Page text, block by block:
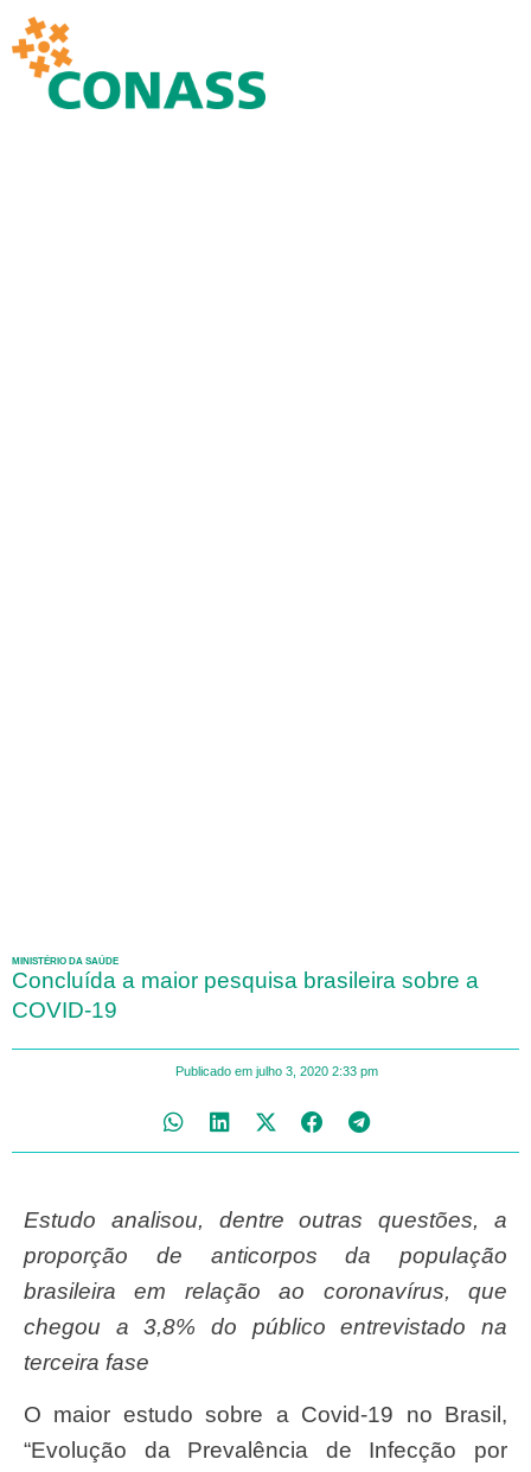
MINISTÉRIO DA SAÚDE
Concluída a maior pesquisa brasileira sobre a
COVID-19
Publicado em julho 3, 2020 2:33 pm
Estudo analisou, dentre outras questões, a
proporção de anticorpos da população
brasileira em relação ao coronavírus, que
chegou a 3,8% do público entrevistado na
terceira fase
O maior estudo sobre a Covid-19 no Brasil,
“Evolução da Prevalência de Infecção por